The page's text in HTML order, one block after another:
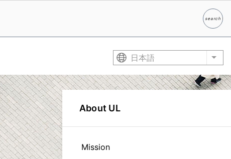
search
検索
日本語 List
About UL
Mission